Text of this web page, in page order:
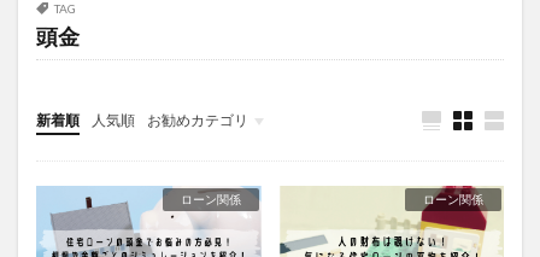
TAG
頭金
新着順 人気順 お勧めカテゴリ
ローン関係
ローン関係 ローン関係
タグ
フラット35 ブラックリスト
マイホーム
不安・リスク
個人事業主・フリーランス
審査
後悔
必要書類 戸建 担保
控除